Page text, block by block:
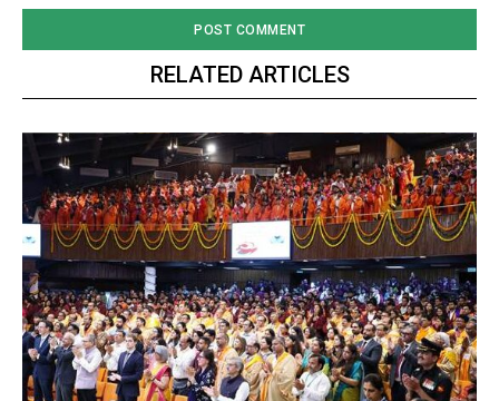
RELATED ARTICLES